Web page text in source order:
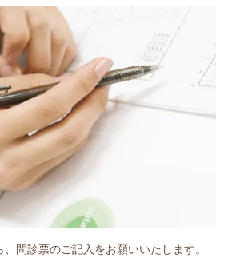
問診票のご記入をお願いいたします。